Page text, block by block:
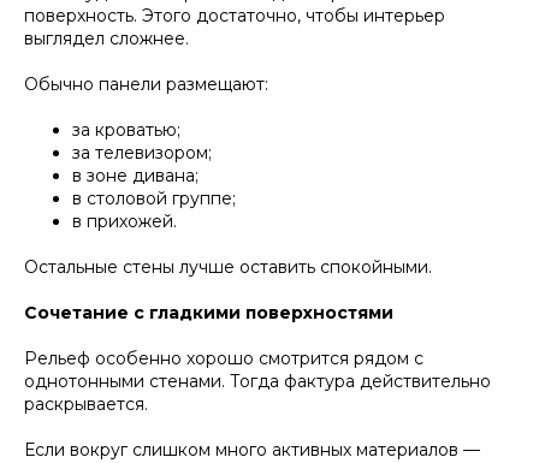
поверхность. Этого достаточно, чтобы интерьер
выглядел сложнее.
Обычно панели размещают:
за кроватью;
за телевизором;
в зоне дивана;
в столовой группе;
в прихожей.
Остальные стены лучше оставить спокойными.
Сочетание с гладкими поверхностями
Рельеф особенно хорошо смотрится рядом с
однотонными стенами. Тогда фактура действительно
раскрывается.
Если вокруг слишком много активных материалов —